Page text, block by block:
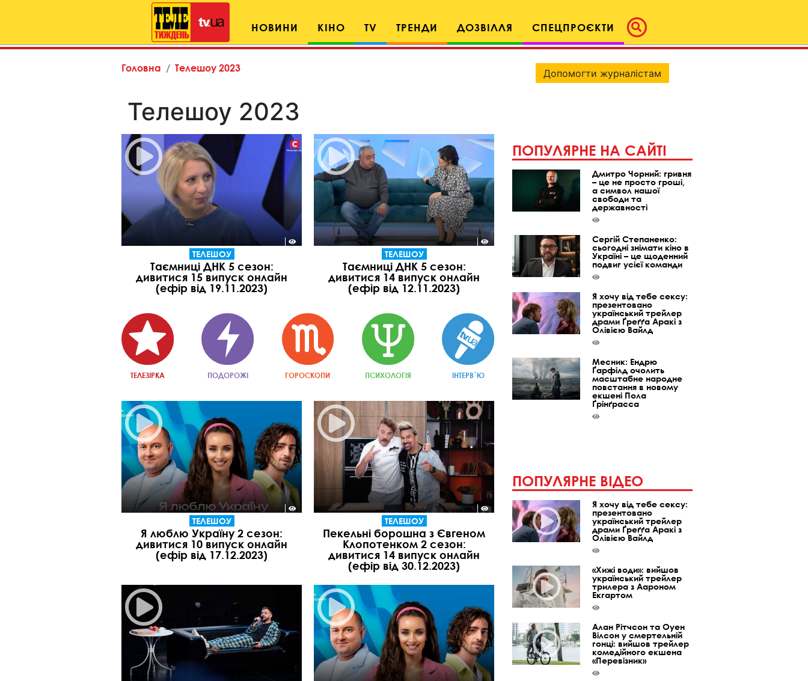
НОВИНИ КІНО TV ТРЕНДИ ДОЗВІЛЛЯ СПЕЦПРОЄКТИ
Головна Телешоу 2023
Телешоу 2023
ТЕЛЕШОУ
Таємниці ДНК 5 сезон:
дивитися 15 випуск онлайн
(ефір від 19.11.2023)
ТЕЛЕШОУ
Таємниці ДНК 5 сезон:
дивитися 14 випуск онлайн
(ефір від 12.11.2023)
ТЕЛЕЗІРКА ПОДОРОЖІ ГОРОСКОПИ ПСИХОЛОГІЯ ІНТЕРВ`Ю
ТЕЛЕШОУ
Я люблю Україну 2 сезон:
дивитися 10 випуск онлайн
(ефір від 17.12.2023)
ТЕЛЕШОУ
Пекельні борошна з Євгеном
Клопотенком 2 сезон:
дивитися 14 випуск онлайн
(ефір від 30.12.2023)
Допомогти журналістам
ПОПУЛЯРНЕ НА САЙТІ
Дмитро Чорний: гривня
– це не просто гроші,
а символ нашої
свободи та
державності
Сергій Степаненко:
сьогодні знімати кіно в
Україні – це щоденний
подвиг усієї команди
Я хочу від тебе сексу:
презентовано
український трейлер
драми Ґреґґа Аракі з
Олівією Вайлд
Месник: Ендрю
Ґарфілд очолить
масштабне народне
повстання в новому
екшені Пола
Ґрінґрасса
ПОПУЛЯРНЕ ВІДЕО
Я хочу від тебе сексу:
презентовано
український трейлер
драми Ґреґґа Аракі з
Олівією Вайлд
«Хижі води»: вийшов
український трейлер
трилера з Аароном
Екгартом
Алан Рітчсон та Оуен
Вілсон у смертельній
гонці: вийшов трейлер
комедійного екшена
«Перевізник»